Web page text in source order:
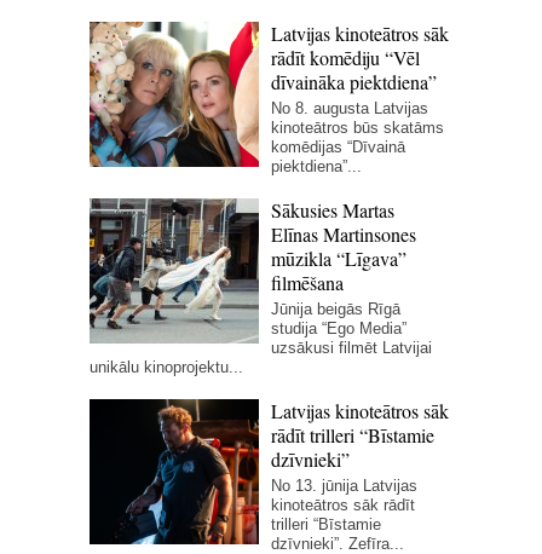
Latvijas kinoteātros sāk
rādīt komēdiju “Vēl
dīvaināka piektdiena”
No 8. augusta Latvijas
kinoteātros būs skatāms
komēdijas “Dīvainā
piektdiena”...
Sākusies Martas
Elīnas Martinsones
mūzikla “Līgava”
filmēšana
Jūnija beigās Rīgā
studija “Ego Media”
uzsākusi filmēt Latvijai
unikālu kinoprojektu...
Latvijas kinoteātros sāk
rādīt trilleri “Bīstamie
dzīvnieki”
No 13. jūnija Latvijas
kinoteātros sāk rādīt
trilleri “Bīstamie
dzīvnieki”. Zefīra...